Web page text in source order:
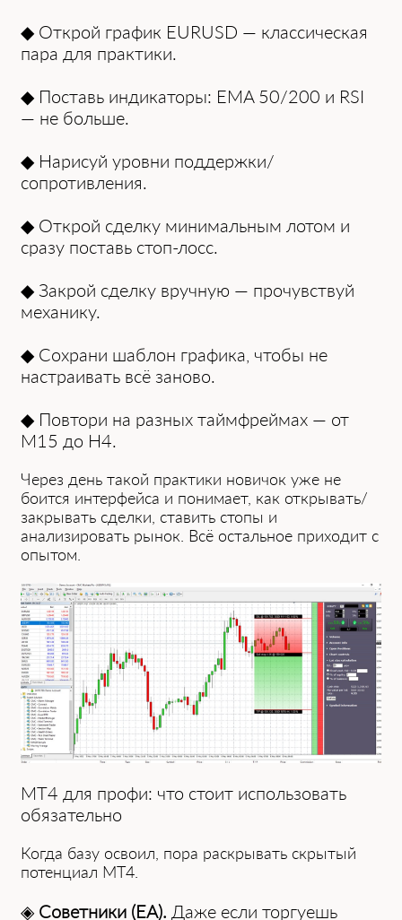
◆ Открой график EURUSD — классическая
пара для практики.
◆ Поставь индикаторы: EMA 50/200 и RSI
— не больше.
◆ Нарисуй уровни поддержки/
сопротивления.
◆ Открой сделку минимальным лотом и
сразу поставь стоп-лосс.
◆ Закрой сделку вручную — прочувствуй
механику.
◆ Сохрани шаблон графика, чтобы не
настраивать всё заново.
◆ Повтори на разных таймфреймах — от
M15 до H4.
Через день такой практики новичок уже не
боится интерфейса и понимает, как открывать/
закрывать сделки, ставить стопы и
анализировать рынок. Всё остальное приходит с
опытом.
MT4 для профи: что стоит использовать
обязательно
Когда базу освоил, пора раскрывать скрытый
потенциал MT4.
◈ Советники (EA). Даже если торгуешь